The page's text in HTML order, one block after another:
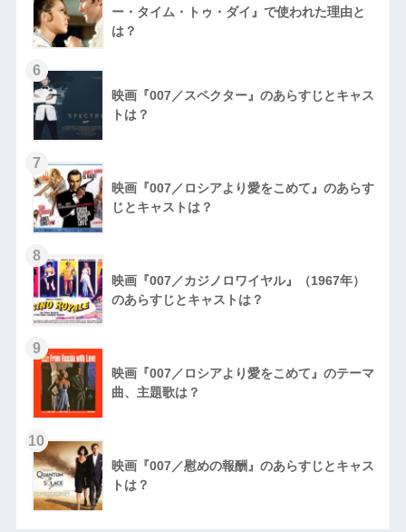
ー・タイム・トゥ・ダイ』で使われた理由と
は？
6
映画『007／スペクター』のあらすじとキャス
トは？
7
映画『007／ロシアより愛をこめて』のあらす
じとキャストは？
8
映画『007／カジノロワイヤル』（1967年）
のあらすじとキャストは？
9
映画『007／ロシアより愛をこめて』のテーマ
曲、主題歌は？
10
映画『007／慰めの報酬』のあらすじとキャス
トは？